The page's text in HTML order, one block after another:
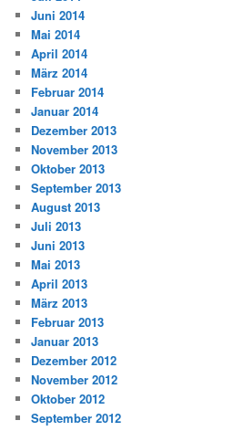
Juni 2014
Mai 2014
April 2014
März 2014
Februar 2014
Januar 2014
Dezember 2013
November 2013
Oktober 2013
September 2013
August 2013
Juli 2013
Juni 2013
Mai 2013
April 2013
März 2013
Februar 2013
Januar 2013
Dezember 2012
November 2012
Oktober 2012
September 2012